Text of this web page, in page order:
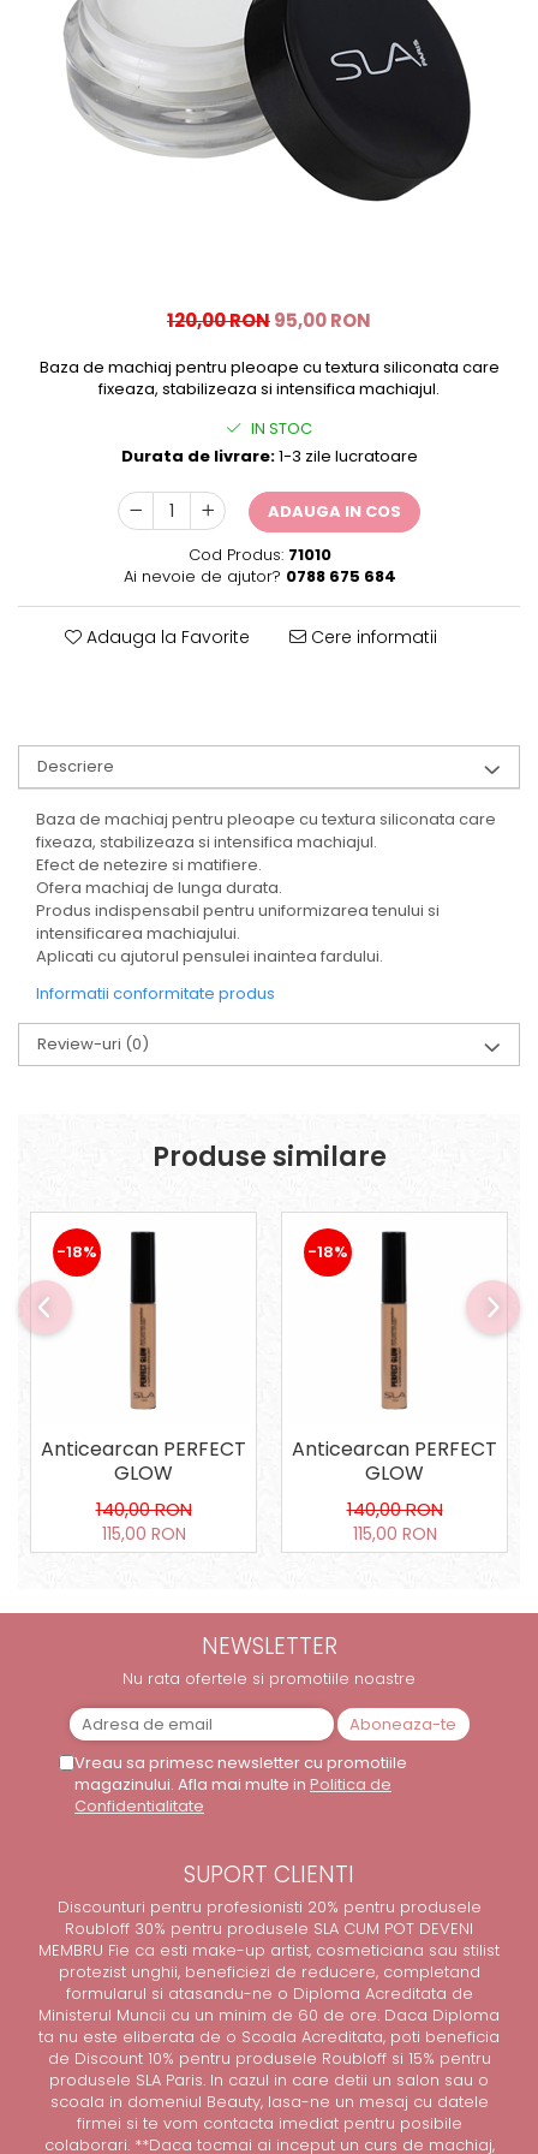
SPRAY FIXATOR MAKE-UP
SPRÂNCENE
Palete rujuri
PENSULE MOONLIGHT - EDITIE
120,00 RON95,00 RON
Baza de machiaj pentru pleoape cu textura siliconata care
fixeaza, stabilizeaza si intensifica machiajul.
IN STOC
Durata de livrare:1-3 zile lucratoare
ADAUGA IN COS
Cod Produs: 71010
Ai nevoie de ajutor? 0788 675 684
Adauga la Favorite Cere informatii
Descriere
Baza de machiaj pentru pleoape cu textura siliconata care
fixeaza, stabilizeaza si intensifica machiajul.
Efect de netezire si matifiere.
Ofera machiaj de lunga durata.
Produs indispensabil pentru uniformizarea tenului si
intensificarea machiajului.
Aplicati cu ajutorul pensulei inaintea fardului.
Informatii conformitate produs
Review-uri (0)
Produse similare
-18%
Anticearcan PERFECT
GLOW
140,00 RON
115,00 RON
-18%
Anticearcan PERFECT
GLOW
140,00 RON
115,00 RON
NEWSLETTER
Nu rata ofertele si promotiile noastre
Vreau sa primesc newsletter cu promotiile
magazinului. Afla mai multe in Politica de
Confidentialitate
SUPORT CLIENTI
Discounturi pentru profesionisti 20% pentru produsele
Roubloff 30% pentru produsele SLA CUM POT DEVENI
MEMBRU Fie ca esti make-up artist, cosmeticiana sau stilist
protezist unghii, beneficiezi de reducere, completand
formularul si atasandu-ne o Diploma Acreditata de
Ministerul Muncii cu un minim de 60 de ore. Daca Diploma
ta nu este eliberata de o Scoala Acreditata, poti beneficia
de Discount 10% pentru produsele Roubloff si 15% pentru
produsele SLA Paris. In cazul in care detii un salon sau o
scoala in domeniul Beauty, lasa-ne un mesaj cu datele
firmei si te vom contacta imediat pentru posibile
colaborari. **Daca tocmai ai inceput un curs de machiaj,